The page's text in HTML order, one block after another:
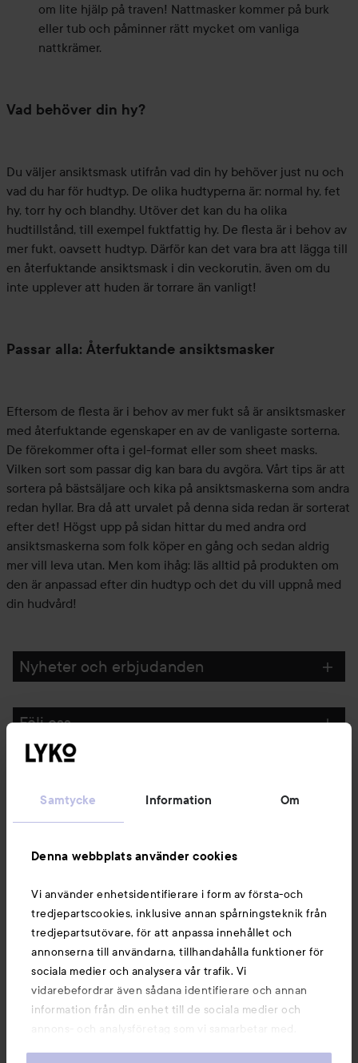
Samtycke Information Om
Denna webbplats använder cookies
Vi använder enhetsidentifierare i form av första-och
tredjepartscookies, inklusive annan spårningsteknik från
tredjepartsutövare, för att anpassa innehållet och
annonserna till användarna, tillhandahålla funktioner för
sociala medier och analysera vår trafik. Vi
vidarebefordrar även sådana identifierare och annan
information från din enhet till de sociala medier och
annons- och analysföretag som vi samarbetar med.
om lite hjälp på traven! Nattmasker kommer på burk
eller tub och påminner rätt mycket om vanliga
nattkrämer.
Vad behöver din hy?
Du väljer ansiktsmask utifrån vad din hy behöver just nu och
vad du har för hudtyp. De olika hudtyperna är: normal hy, fet
hy, torr hy och blandhy. Utöver det kan du ha olika
hudtillstånd, till exempel fuktfattig hy. De flesta är i behov av
mer fukt, oavsett hudtyp. Därför kan det vara bra att lägga till
en återfuktande ansiktsmask i din veckorutin, även om du
inte upplever att huden är torrare än vanligt!
Passar alla: Återfuktande ansiktsmasker
Eftersom de flesta är i behov av mer fukt så är ansiktsmasker
med återfuktande egenskaper en av de vanligaste sorterna.
De förekommer ofta i gel-format eller som sheet masks.
Vilken sort som passar dig kan bara du avgöra. Vårt tips är att
sortera på bästsäljare och kika på ansiktsmaskerna som andra
redan hyllar. Bra då att urvalet på denna sida redan är sorterat
efter det! Högst upp på sidan hittar du med andra ord
ansiktsmaskerna som folk köper en gång och sedan aldrig
mer vill leva utan. Men kom ihåg: läs alltid på produkten om
den är anpassad efter din hudtyp och det du vill uppnå med
din hudvård!
Nyheter och erbjudanden
Följ oss
Du kanske också gillar